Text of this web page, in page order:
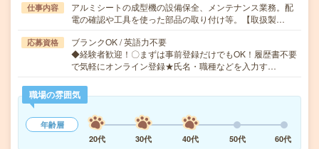
仕事内容
アルミシートの成型機の設備保全、メンテナンス業務。配
電の確認や工具を使った部品の取り付け等。【取扱製…
応募資格
ブランクOK / 英語力不要
◆経験者歓迎！〇まずは事前登録だけでもOK！履歴書不要
で気軽にオンライン登録★氏名・職種などを入力す…
職場の雰囲気
年齢層
20代
30代 40代 50代 60代